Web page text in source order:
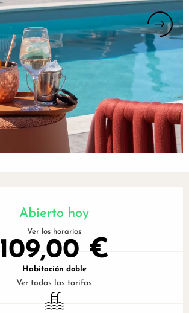
Abierto hoy
Ver los horarios
109,00 €
Habitación doble
Ver todas las tarifas
Piscina